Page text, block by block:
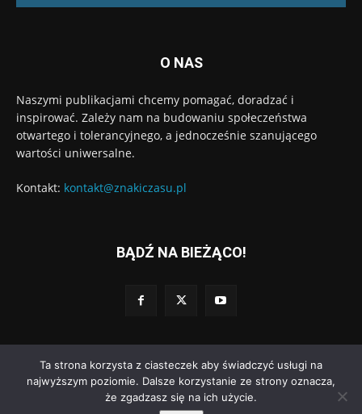
O NAS
Naszymi publikacjami chcemy pomagać, doradzać i
inspirować. Zależy nam na budowaniu społeczeństwa
otwartego i tolerancyjnego, a jednocześnie szanującego
wartości uniwersalne.
Kontakt: kontakt@znakiczasu.pl
BĄDŹ NA BIEŻĄCO!
© Wydawnictwo Znaki Czasu. Wdrożenie:Go3.pl
Regulamin dodawania komentarzy
Ta strona korzysta z ciasteczek aby świadczyć usługi na
najwyższym poziomie. Dalsze korzystanie ze strony oznacza,
że zgadzasz się na ich użycie.